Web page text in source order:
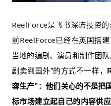
ReelForce是飞书深诺投资的
前ReelForce已经在英国搭
当地的编剧、演员和制作团
剧卖到国外”的方式不一样，
容生产”：他们关心的不是把
标市场建立起自己的内容供